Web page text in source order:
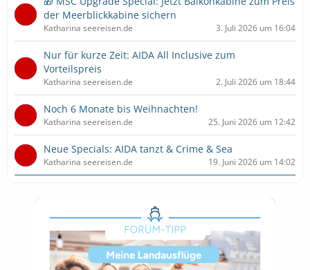
der Meerblickkabine sichern
Katharina seereisen.de 3. Juli 2026 um 16:04
Nur für kurze Zeit: AIDA All Inclusive zum
Vorteilspreis
Katharina seereisen.de 2. Juli 2026 um 18:44
Noch 6 Monate bis Weihnachten!
Katharina seereisen.de 25. Juni 2026 um 12:42
Neue Specials: AIDA tanzt & Crime & Sea
Katharina seereisen.de 19. Juni 2026 um 14:02